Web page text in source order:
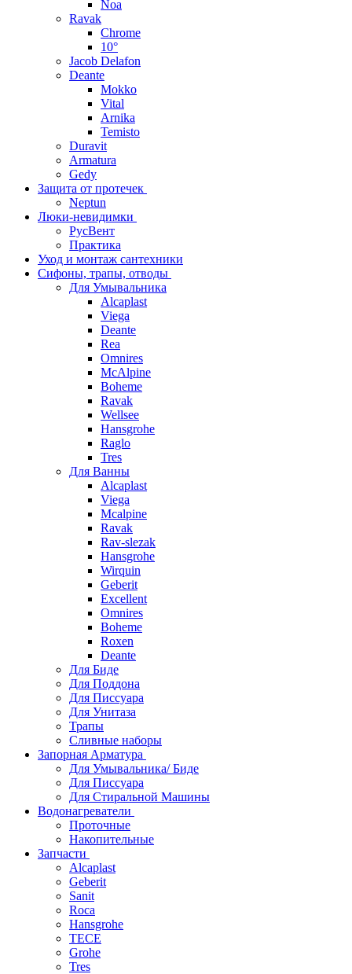
Noa
Ravak
Chrome
10°
Jacob Delafon
Deante
Mokko
Vital
Arnika
Temisto
Duravit
Armatura
Gedy
Защита от протечек
Neptun
Люки-невидимки
РусВент
Практика
Уход и монтаж сантехники
Сифоны, трапы, отводы
Для Умывальника
Alcaplast
Viega
Deante
Rea
Omnires
McAlpine
Boheme
Ravak
Wellsee
Hansgrohe
Raglo
Tres
Для Ванны
Alcaplast
Viega
Mcalpine
Ravak
Rav-slezak
Hansgrohe
Wirquin
Geberit
Excellent
Omnires
Boheme
Roxen
Deante
Для Биде
Для Поддона
Для Писсуара
Для Унитаза
Трапы
Сливные наборы
Запорная Арматура
Для Умывальника/ Биде
Для Писсуара
Для Стиральной Машины
Водонагреватели
Проточные
Накопительные
Запчасти
Alcaplast
Geberit
Sanit
Roca
Hansgrohe
TECE
Grohe
Tres